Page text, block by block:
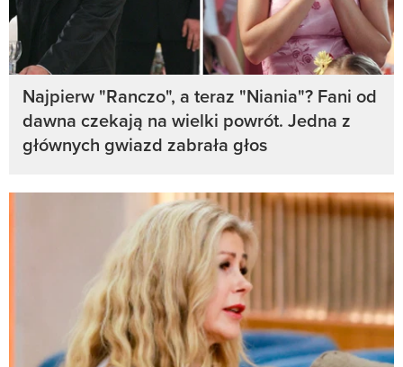
Najpierw "Ranczo", a teraz "Niania"? Fani od
dawna czekają na wielki powrót. Jedna z
głównych gwiazd zabrała głos